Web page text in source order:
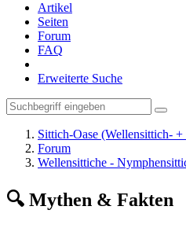
Artikel
Seiten
Forum
FAQ
Erweiterte Suche
Sittich-Oase (Wellensittich-
Forum
Wellensittiche -
🔍 Mythen & Fakten